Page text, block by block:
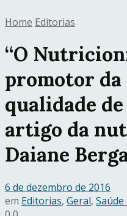
Home Editorias
“O
promotor da
qualidade
artigo da
Daiane
6 de dezembro de 2016
em Editorias, Geral,